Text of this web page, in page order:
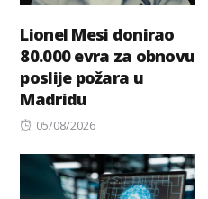
Lionel Mesi donirao
80.000 evra za obnovu
poslije požara u
Madridu
Posted
05/08/2026